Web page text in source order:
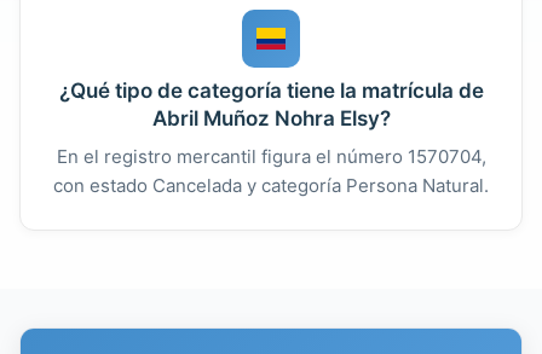
¿Qué tipo de categoría tiene la matrícula de
Abril Muñoz Nohra Elsy?
En el registro mercantil figura el número 1570704,
con estado Cancelada y categoría Persona Natural.